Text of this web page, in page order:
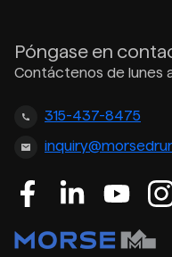
Póngase en
Contáctenos de lunes
315-437-8475